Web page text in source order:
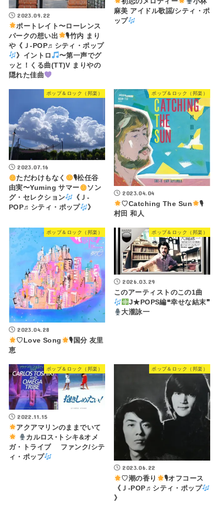
2023.09.22
ポートレイト〜ローレンス
パークの想い出
🎙竹内 まり
や《Ｊ-POP♬シティ・ポップ
》イントロ
〜第一声でグ
ッと！くる曲(TT)V まりやの
隠れた佳曲
麻美 アイドル歌謡/シティ・ポ
ップ
ポップ＆ロック（邦楽）
2023.07.16
ただわけもなく
🎙松任谷
由実〜Yuming サマー
ソン
グ・セレクション
《Ｊ-
POP♬シティ・ポップ
》
ポップ＆ロック（邦楽）
2023.04.04
♡Catching The Sun
🎙
村田 和人
ポップ＆ロック（邦楽）
2023.04.28
♡Love Song
🎙国分 友里
恵
ポップ＆ロック（邦楽）
2026.03.29
このアーティストのこの1曲
J★POPS編❝幸せな結末❞
大瀧詠一
ポップ＆ロック（邦楽）
2022.11.15
アクアマリンのままでいて
カルロス･トシキ&オメ
ガ・トライブ ファンク/シテ
ィ・ポップ
ポップ＆ロック（邦楽）
2023.06.22
♡潮の香り
🎙オフコース
《Ｊ-POP♬シティ・ポップ
》